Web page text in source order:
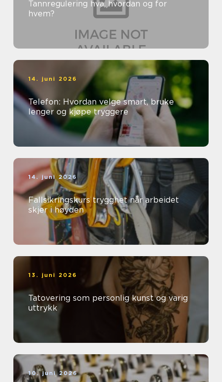
Tannregulering hva, hvordan og for
hvem?
14. juni 2026
Telefon: Hvordan velge smart, bruke
lenger og kjøpe tryggere
14. juni 2026
Fallsikringskurs trygghet når arbeidet
skjer i høyden
13. juni 2026
Tatovering som personlig kunst og varig
uttrykk
10. juni 2026